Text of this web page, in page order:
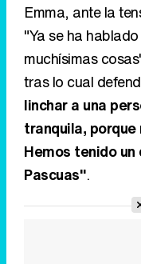
Emma, ante la
"Ya se ha
muchísimas
tras lo cual
linchar a una
tranquila,
Hemos tenido
Pascuas".